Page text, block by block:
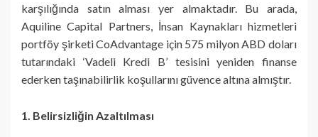
karşılığında satın alması yer almaktadır. Bu arada,
Aquiline Capital Partners, İnsan Kaynakları hizmetleri
portföy şirketi CoAdvantage için 575 milyon ABD doları
tutarındaki ‘Vadeli Kredi B’ tesisini yeniden finanse
ederken taşınabilirlik koşullarını güvence altına almıştır.
1. Belirsizliğin Azaltılması